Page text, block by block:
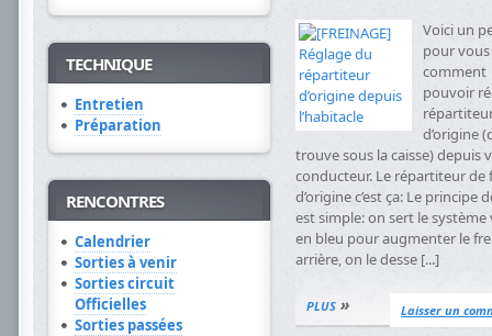
Voici un
pour
comment
pouvoir
d’origine
trouve sous la caisse) depuis
conducteur. Le répartiteur de
d’origine c’est ça: Le principe
est simple: on sert le
en bleu pour augmenter le
arrière, on le desse [...]
PLUS » Laisser un
TECHNIQUE
Entretien
Préparation
RENCONTRES
Calendrier
Sorties à venir
Sorties circuit
Officielles
Sorties passées